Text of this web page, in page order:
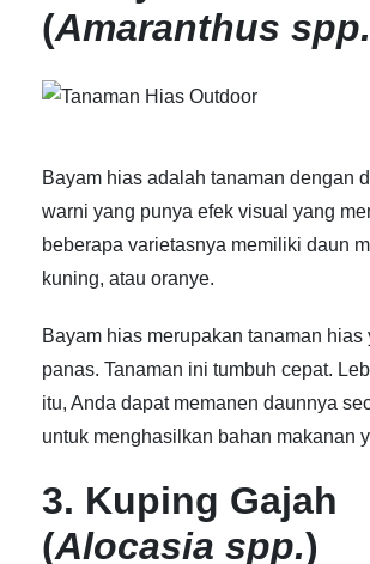
(Amaranthus spp.
Bayam hias adalah tanaman dengan
warni yang punya efek visual yang
beberapa varietasnya memiliki daun
kuning, atau oranye.
Bayam hias merupakan tanaman hias
panas. Tanaman ini tumbuh cepat.
itu, Anda dapat memanen daunnya
untuk menghasilkan bahan makanan
3. Kuping Gajah
(Alocasia spp.)